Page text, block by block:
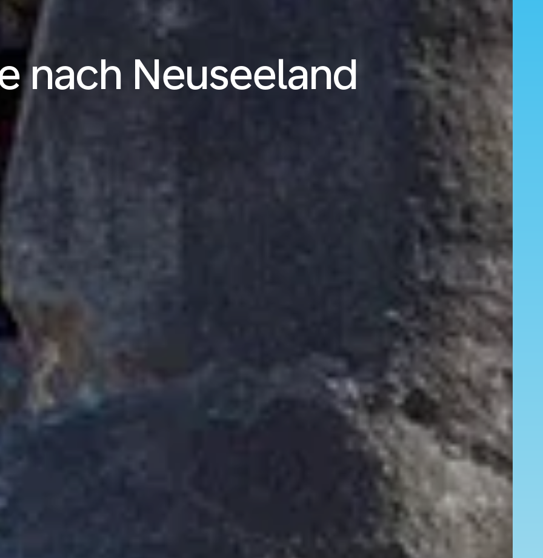
nach Neuseeland